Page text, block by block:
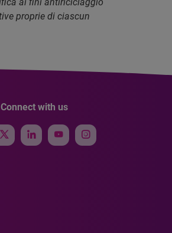
proprie di ciascun
Connect with us